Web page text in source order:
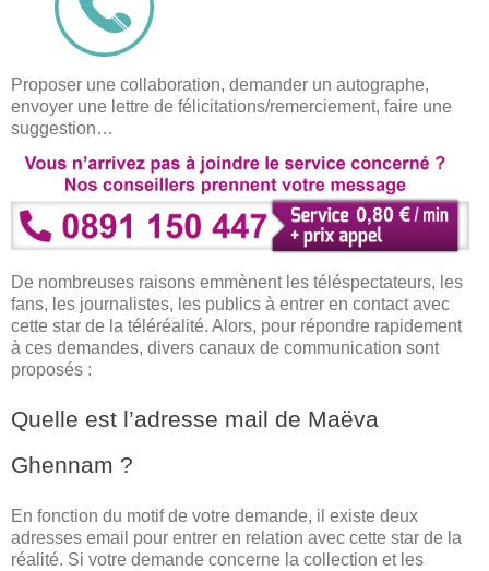
Proposer une collaboration, demander un autographe,
envoyer une lettre de félicitations/remerciement, faire une
suggestion…
De nombreuses raisons emmènent les téléspectateurs, les
fans, les journalistes, les publics à entrer en contact avec
cette star de la téléréalité. Alors, pour répondre rapidement
à ces demandes, divers canaux de communication sont
proposés :
Quelle est l’adresse mail de Maëva
Ghennam ?
En fonction du motif de votre demande, il existe deux
adresses email pour entrer en relation avec cette star de la
réalité. Si votre demande concerne la collection et les